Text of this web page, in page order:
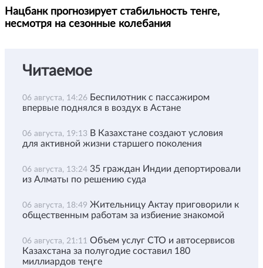
Нацбанк прогнозирует стабильность тенге,
несмотря на сезонные колебания
Читаемое
06 августа, 14:26 Беспилотник с пассажиром
впервые поднялся в воздух в Астане
06 августа, 19:13 В Казахстане создают условия
для активной жизни старшего поколения
06 августа, 13:24 35 граждан Индии депортировали
из Алматы по решению суда
06 августа, 18:49 Жительницу Актау приговорили к
общественным работам за избиение знакомой
06 августа, 21:11 Объем услуг СТО и автосервисов
Казахстана за полугодие составил 180
миллиардов теңге